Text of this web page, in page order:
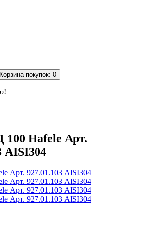
Корзина покупок: 0
Hafele Арт.
AISI304